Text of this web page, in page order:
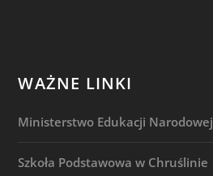
WAŻNE LINKI
Ministerstwo Edukacji Narodowej
Szkoła Podstawowa w Chruślinie